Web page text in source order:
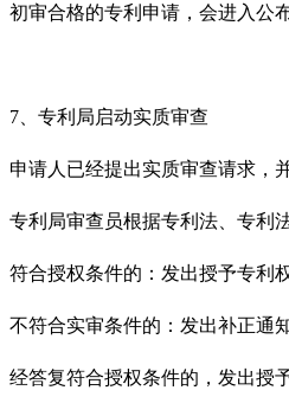
初审合格的专利申请，会进入公
7、专利局启动实质审查
申请人已经提出实质审查请求，
专利局审查员根据专利法、专利
符合授权条件的：发出授予专利
不符合实审条件的：发出补正通
经答复符合授权条件的，发出授